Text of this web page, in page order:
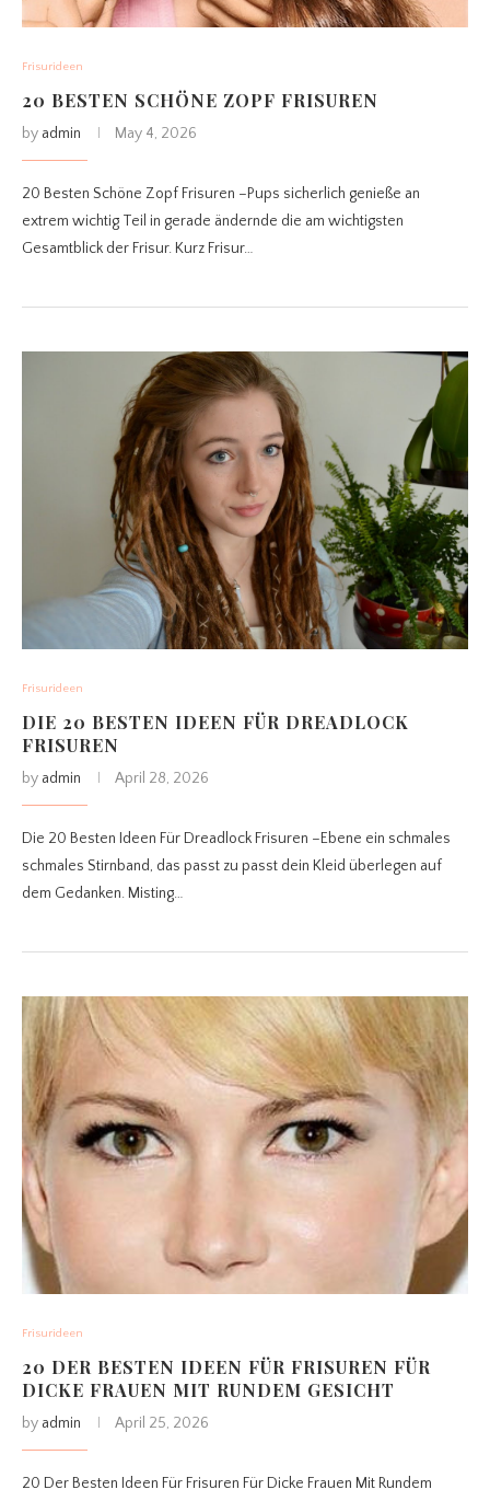
Frisurideen
20 BESTEN SCHÖNE ZOPF FRISUREN
by admin May 4, 2026
20 Besten Schöne Zopf Frisuren –Pups sicherlich genieße an
extrem wichtig Teil in gerade ändernde die am wichtigsten
Gesamtblick der Frisur. Kurz Frisur…
Frisurideen
DIE 20 BESTEN IDEEN FÜR DREADLOCK
FRISUREN
by admin April 28, 2026
Die 20 Besten Ideen Für Dreadlock Frisuren –Ebene ein schmales
schmales Stirnband, das passt zu passt dein Kleid überlegen auf
dem Gedanken. Misting…
Frisurideen
20 DER BESTEN IDEEN FÜR FRISUREN FÜR
DICKE FRAUEN MIT RUNDEM GESICHT
by admin April 25, 2026
20 Der Besten Ideen Für Frisuren Für Dicke Frauen Mit Rundem